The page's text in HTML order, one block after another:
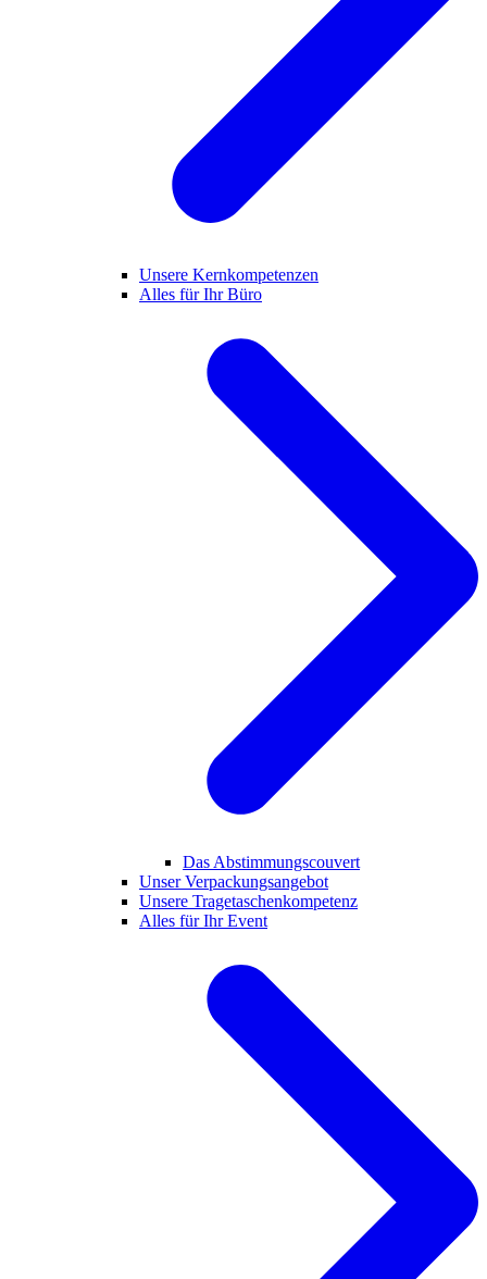
Unsere Kernkompetenzen
Alles für Ihr Büro
Das Abstimmungscouvert
Unser Verpackungsangebot
Unsere Tragetaschenkompetenz
Alles für Ihr Event